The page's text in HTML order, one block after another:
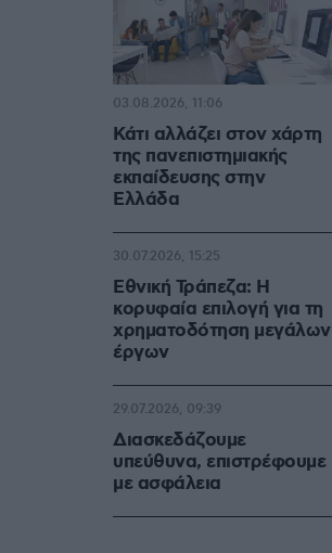
Κάτι αλλάζει στον χάρτη
της πανεπιστημιακής
εκπαίδευσης στην
Ελλάδα
03.08.2026, 11:06
Εθνική Τράπεζα: Η
κορυφαία επιλογή για τη
χρηματοδότηση μεγάλων
έργων
30.07.2026, 15:25
Διασκεδάζουμε
υπεύθυνα, επιστρέφουμε
με ασφάλεια
29.07.2026, 09:39